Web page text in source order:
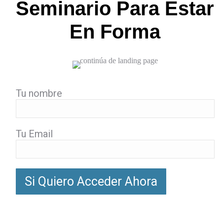
Seminario Para Estar
En Forma
Tu nombre
Tu Email